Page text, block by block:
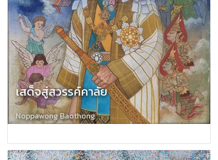
เสด็จสู่สวรรค์คาลัย
Noppawong Baothong